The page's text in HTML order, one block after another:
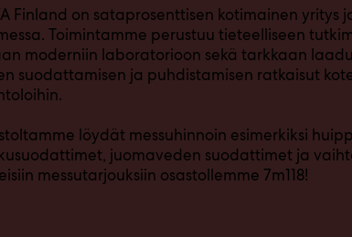
Finland on sataprosenttisen kotimainen yritys
Toimintamme perustuu tieteelliseen
moderniin laboratorioon sekä tarkkaan
suodattamisen ja puhdistamisen ratkaisut
löydät messuhinnoin esimerkiksi
juomaveden suodattimet ja
messutarjouksiin osastollemme 7m118!